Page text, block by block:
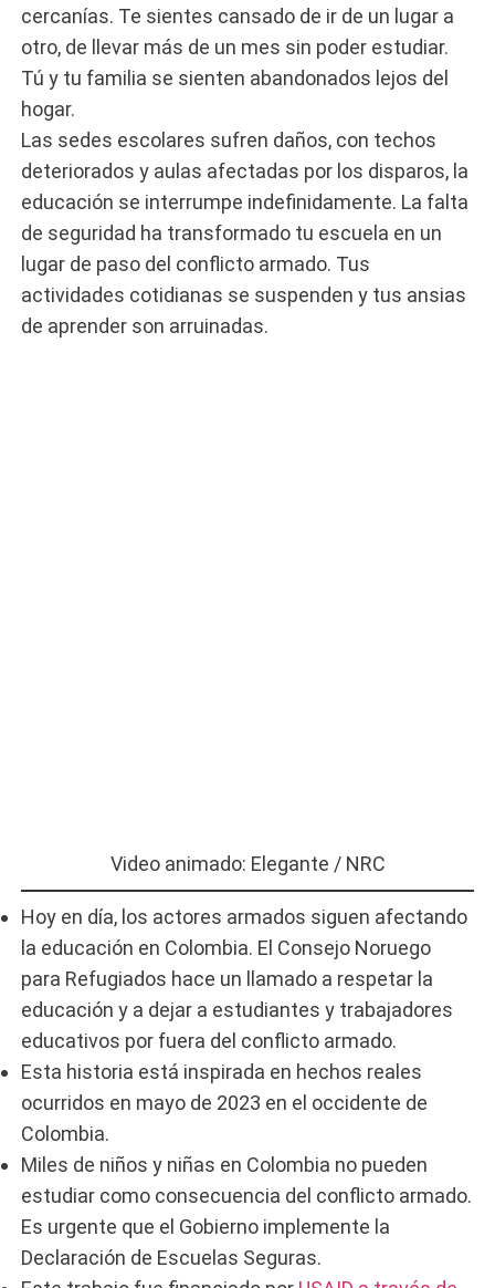
cercanías. Te sientes cansado de ir de un lugar a
otro, de llevar más de un mes sin poder estudiar.
Tú y tu familia se sienten abandonados lejos del
hogar.
Las sedes escolares sufren daños, con techos
deteriorados y aulas afectadas por los disparos, la
educación se interrumpe indefinidamente. La falta
de seguridad ha transformado tu escuela en un
lugar de paso del conflicto armado. Tus
actividades cotidianas se suspenden y tus ansias
de aprender son arruinadas.
Video animado: Elegante / NRC
Hoy en día, los actores armados siguen afectando
la educación en Colombia. El Consejo Noruego
para Refugiados hace un llamado a respetar la
educación y a dejar a estudiantes y trabajadores
educativos por fuera del conflicto armado.
Esta historia está inspirada en hechos reales
ocurridos en mayo de 2023 en el occidente de
Colombia.
Miles de niños y niñas en Colombia no pueden
estudiar como consecuencia del conflicto armado.
Es urgente que el Gobierno implemente la
Declaración de Escuelas Seguras.